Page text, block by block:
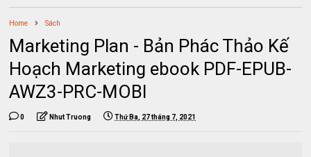
Home Sách
Marketing Plan - Bản Phác Thảo Kế
Hoạch Marketing ebook PDF-EPUB-
AWZ3-PRC-MOBI
0 Nhut Truong Thứ Ba, 27 tháng 7, 2021